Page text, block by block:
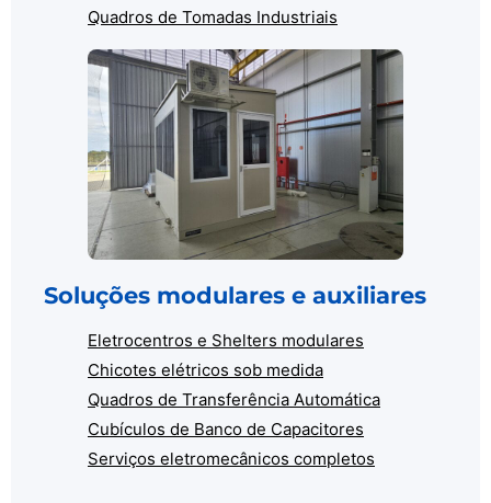
Quadros de Tomadas Industriais
Soluções modulares e auxiliares
Eletrocentros e Shelters modulares
Chicotes elétricos sob medida
Quadros de Transferência Automática
Cubículos de Banco de Capacitores
Serviços eletromecânicos completos